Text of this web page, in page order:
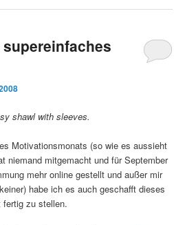
shawl with sleeves.
Motivationsmonats (so wie es aussieht
niemand mitgemacht und für September
mehr online gestellt und außer mir
habe ich es auch geschafft dieses
fertig zu stellen.